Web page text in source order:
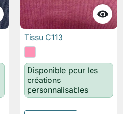

Tissu C113
Disponible pour les
créations
personnalisables